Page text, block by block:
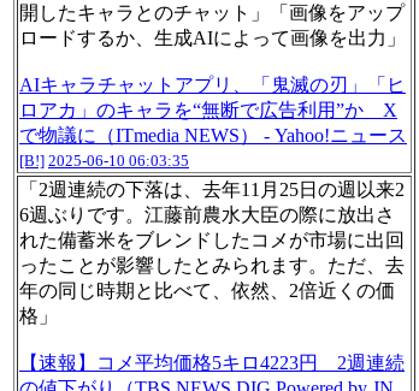
開したキャラとのチャット」「画像をアップ
ロードするか、生成AIによって画像を出力」
AIキャラチャットアプリ、「鬼滅の刃」「ヒ
ロアカ」のキャラを“無断で広告利用”か X
で物議に（ITmedia NEWS） - Yahoo!ニュース
[B!] 2025-06-10 06:03:35
「2週連続の下落は、去年11月25日の週以来2
6週ぶりです。江藤前農水大臣の際に放出さ
れた備蓄米をブレンドしたコメが市場に出回
ったことが影響したとみられます。ただ、去
年の同じ時期と比べて、依然、2倍近くの価
格」
【速報】コメ平均価格5キロ4223円 2週連続